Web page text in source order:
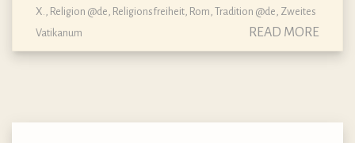
X., Religion @de, Religionsfreiheit, Rom, Tradition @de, Zweites
Vatikanum
READ MORE